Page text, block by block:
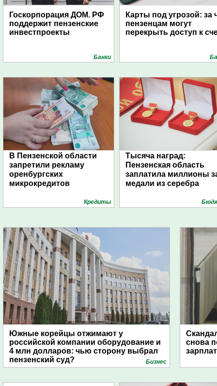
Госкорпорация ДОМ. РФ
поддержит пензенские
инвестпроекты
Банки
Карты под угрозой: за
пензенцам могут
перекрыть доступ к
В Пензенской области
запретили рекламу
оренбургских
микрокредитов
Кредиты
Тысяча наград:
Пензенская область
заплатила миллионы
медали из серебра
Южные корейцы отжимают у
российской компании оборудование и
4 млн долларов: чью сторону выбрал
пензенский суд?
Бизнес
снова